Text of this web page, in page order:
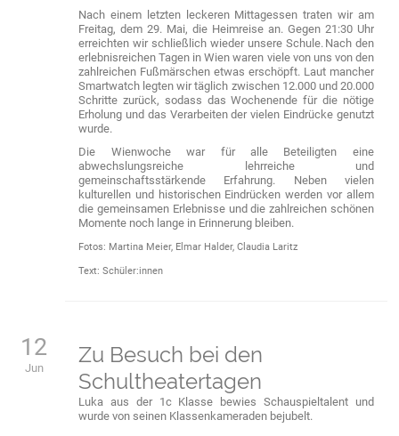
Nach einem letzten leckeren Mittagessen traten wir am
Freitag, dem 29. Mai, die Heimreise an. Gegen 21:30 Uhr
erreichten wir schließlich wieder unsere Schule. Nach den
erlebnisreichen Tagen in Wien waren viele von uns von den
zahlreichen Fußmärschen etwas erschöpft. Laut mancher
Smartwatch legten wir täglich zwischen 12.000 und 20.000
Schritte zurück, sodass das Wochenende für die nötige
Erholung und das Verarbeiten der vielen Eindrücke genutzt
wurde.
Die Wienwoche war für alle Beteiligten eine
abwechslungsreiche
lehrreiche und
gemeinschaftsstärkende Erfahrung. Neben vielen
kulturellen und historischen Eindrücken werden vor allem
die gemeinsamen Erlebnisse und die zahlreichen schönen
Momente noch lange in Erinnerung bleiben.
Fotos: Martina Meier, Elmar Halder, Claudia Laritz
Text: Schüler:innen
12
Jun
Zu Besuch bei den
Schultheatertagen
Luka aus der 1c Klasse bewies Schauspieltalent und
wurde von seinen Klassenkameraden bejubelt.